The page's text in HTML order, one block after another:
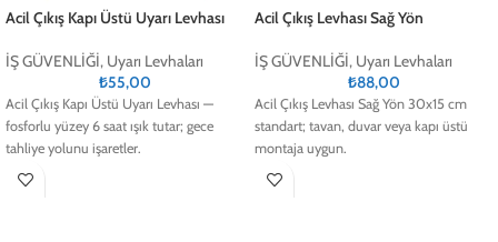
Acil Çıkış Kapı Üstü Uyarı Levhası
İŞ GÜVENLİĞİ, Uyarı Levhaları
₺55,00
Acil Çıkış Kapı Üstü Uyarı Levhası —
fosforlu yüzey 6 saat ışık tutar; gece
tahliye yolunu işaretler.
Acil Çıkış Levhası Sağ Yön
İŞ GÜVENLİĞİ, Uyarı Levhaları
₺88,00
Acil Çıkış Levhası Sağ Yön 30x15 cm
standart; tavan, duvar veya kapı üstü
montaja uygun.